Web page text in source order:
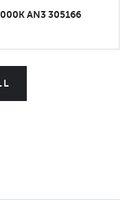
AN3 305166